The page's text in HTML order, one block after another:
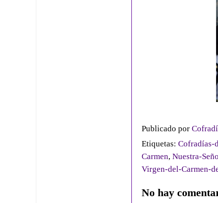
Publicado por
Etiquetas: Cofradías-
Carmen, Nuestra-
Virgen-del-Carmen-
No hay